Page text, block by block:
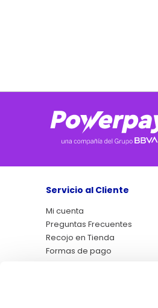
Servicio al Cliente
Mi cuenta
Preguntas Frecuentes
Recojo en Tienda
Formas de pago